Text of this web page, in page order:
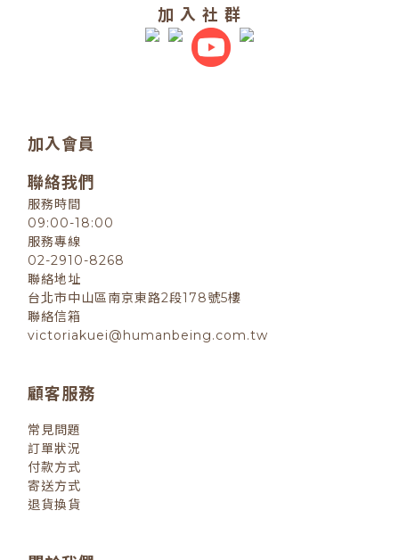
加 入 社 群
加入會員
聯絡我們
服務時間
09:00-18:00
服務專線
02-2910-8268
聯絡地址
台北市中山區南京東路2段178號5樓
聯絡信箱
victoriakuei@humanbeing.com.tw
顧客服務
常見問題
訂單狀況
付款方式
寄送方式
退貨換貨